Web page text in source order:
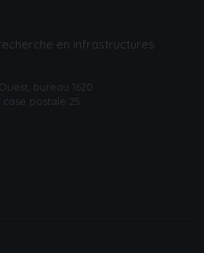
en infrastructures
bureau 1620
postale 25